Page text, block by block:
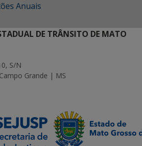
Anuais
DE TRÂNSITO DE MATO
S/N
Grande | MS